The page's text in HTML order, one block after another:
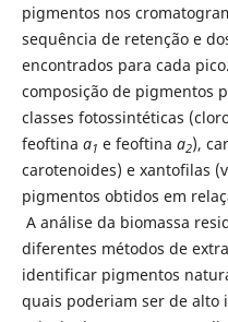
pigmentos nos
sequência de retenção e
encontrados para cada
composição de pigmentos
classes fotossintéticas
feoftina a1 e feoftina a2),
carotenoides) e xantofilas
pigmentos obtidos em
A análise da biomassa
diferentes métodos de
identificar pigmentos
quais poderiam ser de alto